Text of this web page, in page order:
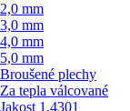
2,0 mm
3,0 mm
4,0 mm
5,0 mm
Broušené plechy
Za tepla válcované
Jakost 1.4301